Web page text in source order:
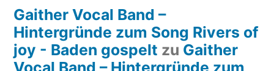
Gaither Vocal Band –
Hintergründe zum Song Rivers of
joy - Baden gospelt zu Gaither